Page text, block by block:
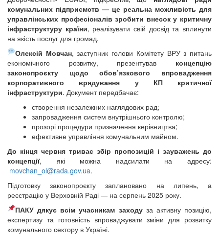
комунальних підприємств — це реальна можливість для
управлінських професіоналів зробити внесок у критичну
інфраструктуру країни, реалізувати свій досвід та вплинути
на якість послуг для громад.
Олексій Мовчан, заступник голови Комітету ВРУ з питань
економічного розвитку, презентував концепцію
законопроєкту щодо обов’язкового впровадження
корпоративного врядування у КП критичної
інфраструктури. Документ передбачає:
створення незалежних наглядових рад;
запровадження систем внутрішнього контролю;
прозорі процедури призначення керівництва;
ефективне управління комунальним майном.
До кінця червня триває збір пропозицій і зауважень до
концепції, які можна надсилати на адресу:
movchan_ol@rada.gov.ua.
Підготовку законопроєкту заплановано на липень, а
реєстрацію у Верховній Раді — на серпень 2025 року.
ПАКУ дякує всім учасникам заходуза активну позицію,
експертизу та готовність впроваджувати зміни для розвитку
комунального сектору в Україні.